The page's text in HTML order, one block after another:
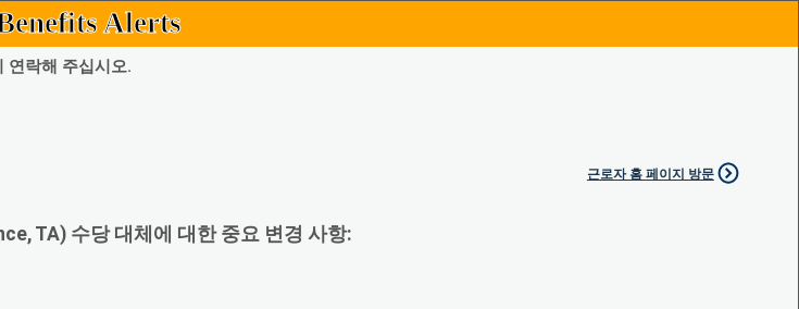
Alerts
연락해 주십시오.
근로자 홈 페이지 방문
TA) 수당 대체에 대한 중요 변경 사항: